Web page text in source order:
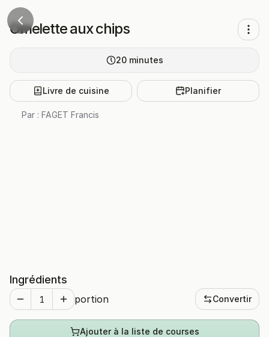
Omelette aux chips
20 minutes
Livre de cuisine Planifier
Par : FAGET Francis
Ingrédients
portion Convertir
Ajouter à la liste de courses